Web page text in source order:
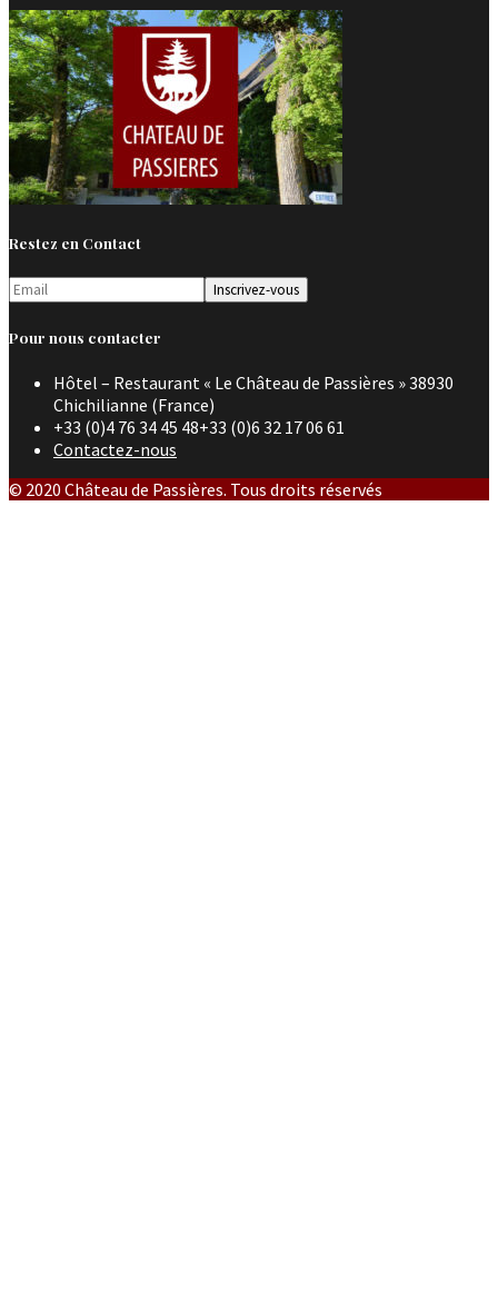
Restez en Contact
Pour nous contacter
Hôtel – Restaurant « Le Château de Passières » 38930
Chichilianne (France)
+33 (0)4 76 34 45 48+33 (0)6 32 17 06 61
Contactez-nous
© 2020 Château de Passières. Tous droits réservés